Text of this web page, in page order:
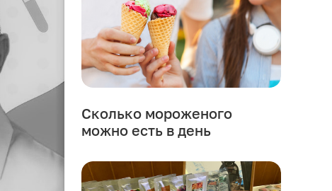
Сколько мороженого
можно есть в день